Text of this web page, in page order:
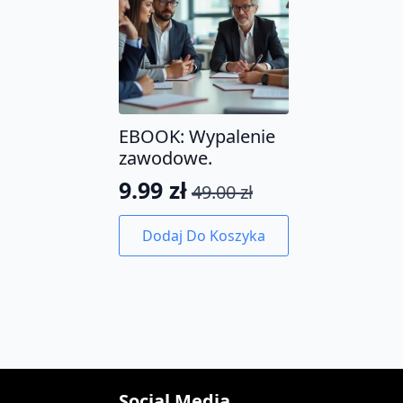
EBOOK: Wypalenie
zawodowe.
49.00zł
Pierwotna
cena
wynosiła:
9.99 zł
Aktualna
cena
wynosi:
Dodaj Do Koszyka